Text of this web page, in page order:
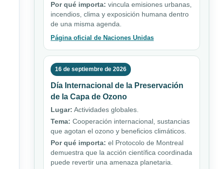
Por qué importa: vincula emisiones urbanas,
incendios, clima y exposición humana dentro
de una misma agenda.
Página oficial de Naciones Unidas
16 de septiembre de 2026
Día Internacional de la Preservación
de la Capa de Ozono
Lugar: Actividades globales.
Tema: Cooperación internacional, sustancias
que agotan el ozono y beneficios climáticos.
Por qué importa: el Protocolo de Montreal
demuestra que la acción científica coordinada
puede revertir una amenaza planetaria.